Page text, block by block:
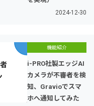
2024-12-30
機能紹介
i-PRO社製エッジAI
カメラが不審者を検
知、Gravioでスマ
ホへ通知してみた